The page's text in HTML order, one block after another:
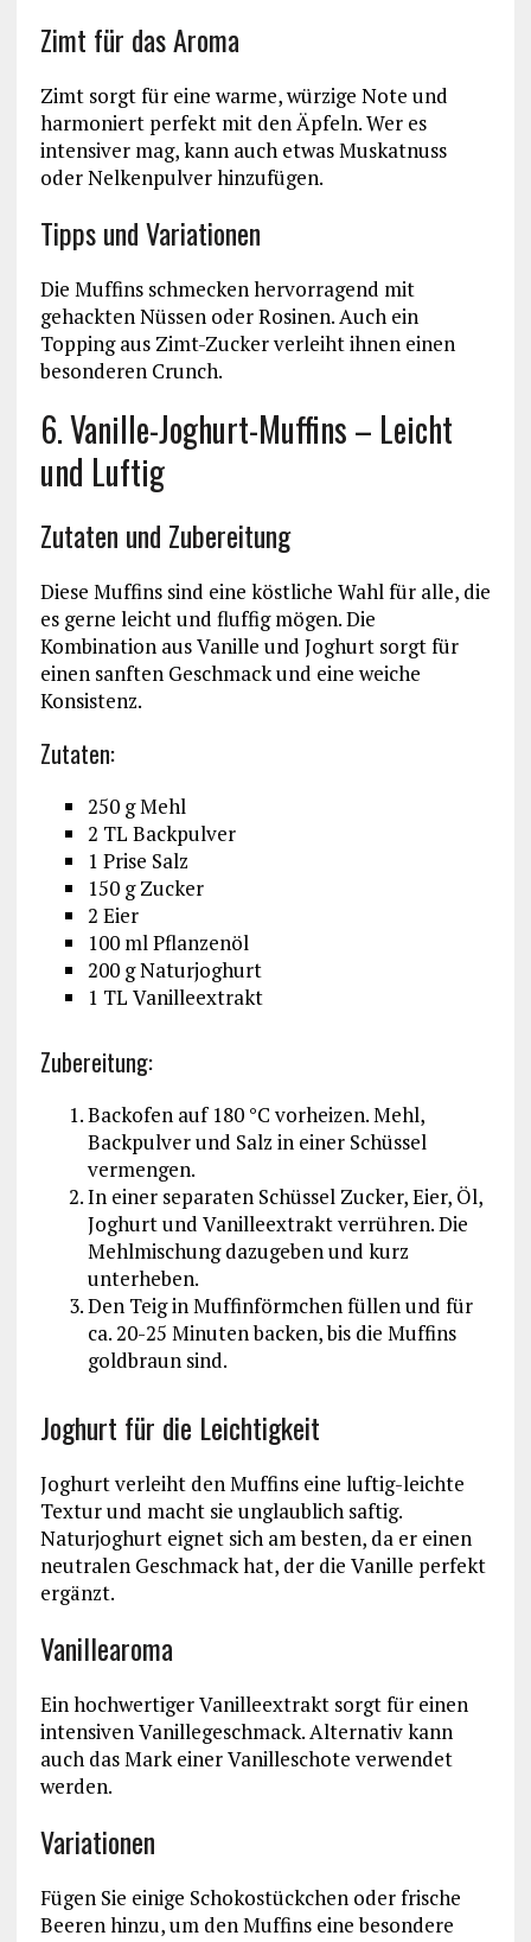
Zimt für das Aroma
Zimt sorgt für eine warme, würzige Note und
harmoniert perfekt mit den Äpfeln. Wer es
intensiver mag, kann auch etwas Muskatnuss
oder Nelkenpulver hinzufügen.
Tipps und Variationen
Die Muffins schmecken hervorragend mit
gehackten Nüssen oder Rosinen. Auch ein
Topping aus Zimt-Zucker verleiht ihnen einen
besonderen Crunch.
6. Vanille-Joghurt-Muffins – Leicht
und Luftig
Zutaten und Zubereitung
Diese Muffins sind eine köstliche Wahl für alle, die
es gerne leicht und fluffig mögen. Die
Kombination aus Vanille und Joghurt sorgt für
einen sanften Geschmack und eine weiche
Konsistenz.
Zutaten:
250 g Mehl
2 TL Backpulver
1 Prise Salz
150 g Zucker
2 Eier
100 ml Pflanzenöl
200 g Naturjoghurt
1 TL Vanilleextrakt
Zubereitung:
Backofen auf 180 °C vorheizen. Mehl,
Backpulver und Salz in einer Schüssel
vermengen.
In einer separaten Schüssel Zucker, Eier, Öl,
Joghurt und Vanilleextrakt verrühren. Die
Mehlmischung dazugeben und kurz
unterheben.
Den Teig in Muffinförmchen füllen und für
ca. 20-25 Minuten backen, bis die Muffins
goldbraun sind.
Joghurt für die Leichtigkeit
Joghurt verleiht den Muffins eine luftig-leichte
Textur und macht sie unglaublich saftig.
Naturjoghurt eignet sich am besten, da er einen
neutralen Geschmack hat, der die Vanille perfekt
ergänzt.
Vanillearoma
Ein hochwertiger Vanilleextrakt sorgt für einen
intensiven Vanillegeschmack. Alternativ kann
auch das Mark einer Vanilleschote verwendet
werden.
Variationen
Fügen Sie einige Schokostückchen oder frische
Beeren hinzu, um den Muffins eine besondere